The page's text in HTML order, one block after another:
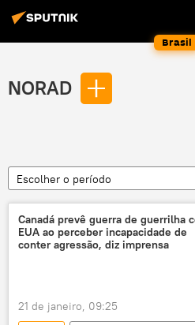
Brasil
NORAD
Escolher o período
Canadá prevê guerra de guerrilha
EUA ao perceber incapacidade de
conter agressão, diz imprensa
21 de janeiro, 09:25